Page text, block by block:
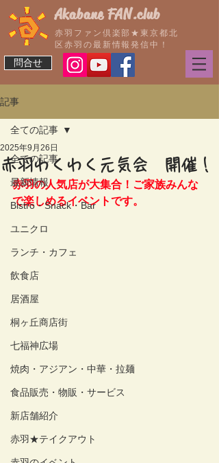
問合せ
Akabane FAN.club
赤羽ファン倶楽部★東京都北
区赤羽の最新情報発信中！
記事
全ての記事
最新情報
Bistro・Snack・Bar
ユニクロ
ランチ・カフェ
飲食店
居酒屋
桐ヶ丘商店街
七福神広場
焼肉・アジアン・中華・拉麺
食品販売・物販・サービス
新店舗紹介
赤羽★テイクアウト
全ての記事
赤羽わくわく元気会 開催！
2025年9月26日
赤羽の人気店が大集合！ご家族みんな
で楽しめるイベントです。